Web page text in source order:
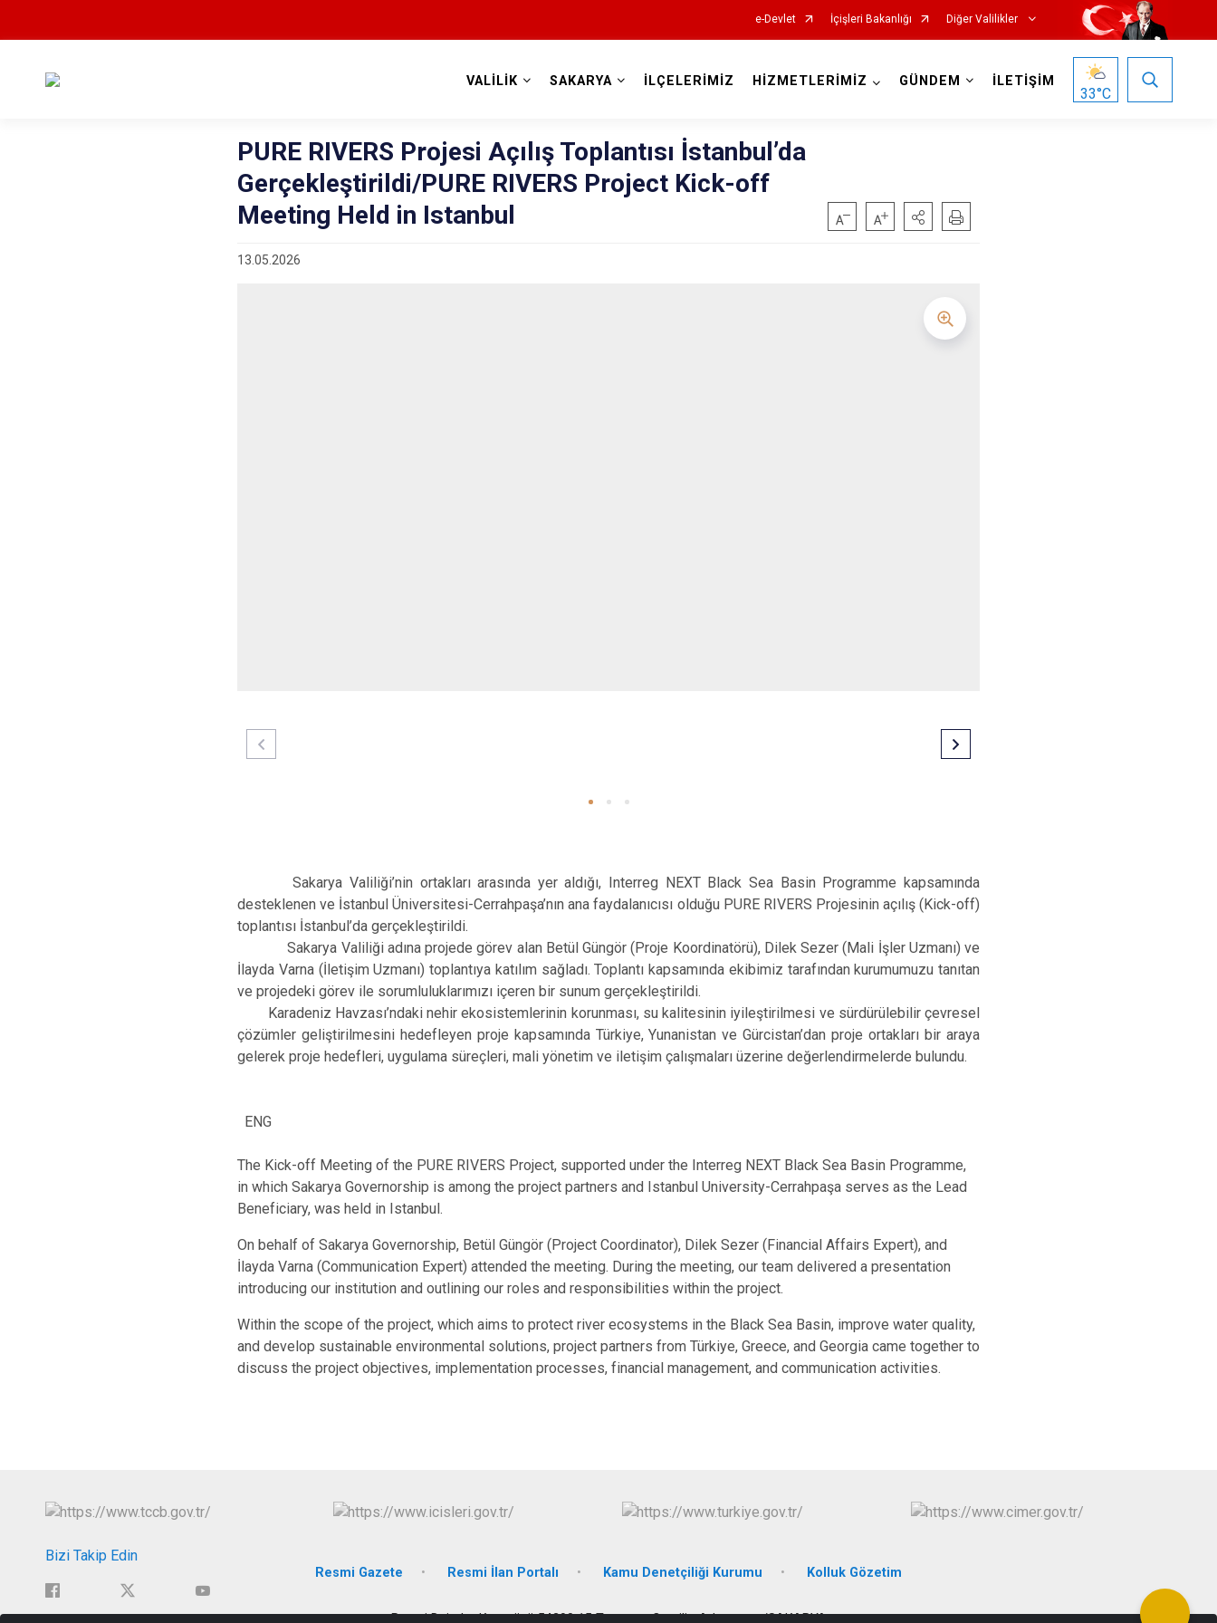
e-Devlet İçişleri Bakanlığı Diğer Valilikler
VALİLİK SAKARYA İLÇELERİMİZ HİZMETLERİMİZ GÜNDEM İLETİŞİM
33°C
PURE RIVERS Projesi Açılış Toplantısı İstanbul’da
Gerçekleştirildi/PURE RIVERS Project Kick-off
Meeting Held in Istanbul
13.05.2026
Sakarya Valiliği’nin ortakları arasında yer aldığı, Interreg NEXT Black Sea Basin Programme kapsamında
desteklenen ve İstanbul Üniversitesi-Cerrahpaşa’nın ana faydalanıcısı olduğu PURE RIVERS Projesinin açılış (Kick-off)
toplantısı İstanbul’da gerçekleştirildi.
Sakarya Valiliği adına projede görev alan Betül Güngör (Proje Koordinatörü), Dilek Sezer (Mali İşler Uzmanı) ve
İlayda Varna (İletişim Uzmanı) toplantıya katılım sağladı. Toplantı kapsamında ekibimiz tarafından kurumumuzu tanıtan
ve projedeki görev ile sorumluluklarımızı içeren bir sunum gerçekleştirildi.
Karadeniz Havzası’ndaki nehir ekosistemlerinin korunması, su kalitesinin iyileştirilmesi ve sürdürülebilir çevresel
çözümler geliştirilmesini hedefleyen proje kapsamında Türkiye, Yunanistan ve Gürcistan’dan proje ortakları bir araya
gelerek proje hedefleri, uygulama süreçleri, mali yönetim ve iletişim çalışmaları üzerine değerlendirmelerde bulundu.
ENG
The Kick-off Meeting of the PURE RIVERS Project, supported under the Interreg NEXT Black Sea Basin Programme,
in which Sakarya Governorship is among the project partners and Istanbul University-Cerrahpaşa serves as the Lead
Beneficiary, was held in Istanbul.
On behalf of Sakarya Governorship, Betül Güngör (Project Coordinator), Dilek Sezer (Financial Affairs Expert), and
İlayda Varna (Communication Expert) attended the meeting. During the meeting, our team delivered a presentation
introducing our institution and outlining our roles and responsibilities within the project.
Within the scope of the project, which aims to protect river ecosystems in the Black Sea Basin, improve water quality,
and develop sustainable environmental solutions, project partners from Türkiye, Greece, and Georgia came together to
discuss the project objectives, implementation processes, financial management, and communication activities.
Bizi Takip Edin
Resmi Gazete Resmi İlan Portalı Kamu Denetçiliği Kurumu Kolluk Gözetim
Resmi Daireler Kampüsü 54290 15 Temmuz Camili - Adapazarı /SAKARYA